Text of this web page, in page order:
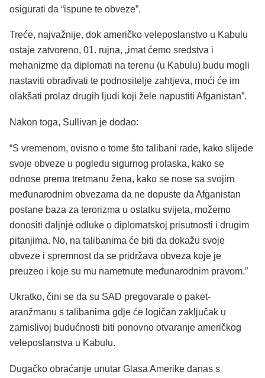
osigurati da “ispune te obveze”.
Treće, najvažnije, dok američko veleposlanstvo u Kabulu
ostaje zatvoreno, 01. rujna, „imat ćemo sredstva i
mehanizme da diplomati na terenu (u Kabulu) budu mogli
nastaviti obrađivati te podnositelje zahtjeva, moći će im
olakšati prolaz drugih ljudi koji žele napustiti Afganistan”.
Nakon toga, Sullivan je dodao:
“S vremenom, ovisno o tome što talibani rade, kako slijede
svoje obveze u pogledu sigurnog prolaska, kako se
odnose prema tretmanu žena, kako se nose sa svojim
međunarodnim obvezama da ne dopuste da Afganistan
postane baza za terorizma u ostatku svijeta, možemo
donositi daljnje odluke o diplomatskoj prisutnosti i drugim
pitanjima. No, na talibanima će biti da dokažu svoje
obveze i spremnost da se pridržava obveza koje je
preuzeo i koje su mu nametnute međunarodnim pravom.”
Ukratko, čini se da su SAD pregovarale o paket-
aranžmanu s talibanima gdje će logičan zaključak u
zamislivoj budućnosti biti ponovno otvaranje američkog
veleposlanstva u Kabulu.
Dugačko obraćanje unutar Glasa Amerike danas s